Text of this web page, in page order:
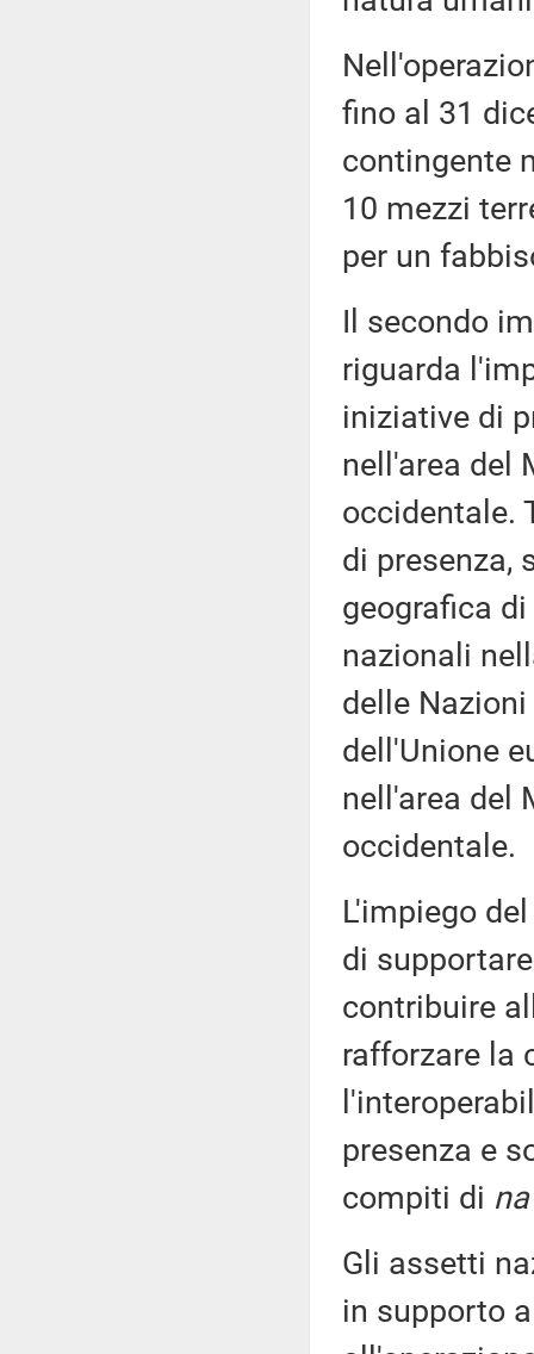
fino al 31
contingente
10 mezzi
per un
Il secondo
riguarda
iniziative di
nell'area del
occidentale.
di presenza,
geografica
nazionali
delle
dell'Unione
nell'area del
occidentale.
L'impiego
di
contribuire
rafforzare la
presenza e
compiti di
Gli assetti
in supporto